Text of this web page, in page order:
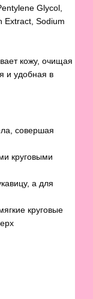
Glycol,
Extract, Sodium
кожу, очищая
и удобная в
совершая
круговыми
а для
круговые